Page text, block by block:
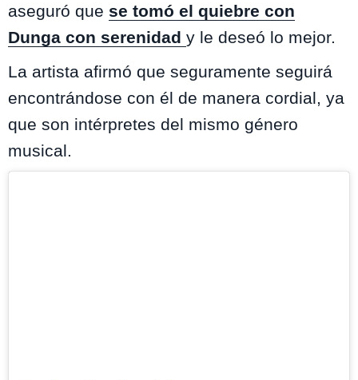
aseguró que se tomó el quiebre con
Dunga con serenidad y le deseó lo mejor.
La artista afirmó que seguramente seguirá
encontrándose con él de manera cordial, ya
que son intérpretes del mismo género
musical.